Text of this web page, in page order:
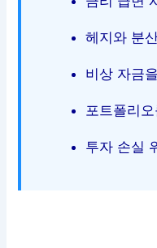
헤지와 분
비상 자금
포트폴리
투자 손실